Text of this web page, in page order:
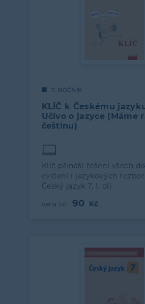
7. ROČNÍK
KLÍČ k Českému
Učivo o jazyce (Máme
češtinu)
Klíč přináší řešení všech
cvičení i jazykových
Český jazyk 7, I. díl.
90